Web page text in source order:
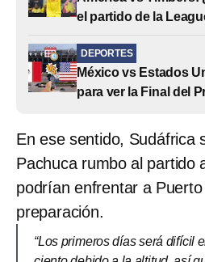
el partido de la
DEPORTES
México vs Estados
para ver la Final del
En ese sentido, Sudáfrica
Pachuca rumbo al partido
podrían enfrentar a
preparación.
“Los primeros días será difícil